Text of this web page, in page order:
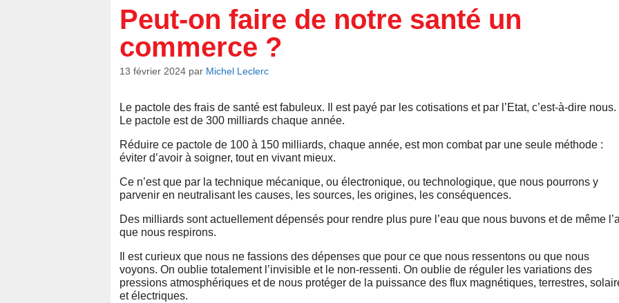
Peut-on faire de notre santé un
commerce ?
13 février 2024 par Michel Leclerc
Le pactole des frais de santé est fabuleux. Il est payé par les cotisations et par l’Etat, c’est-à-dire nous.
Le pactole est de 300 milliards chaque année.
Réduire ce pactole de 100 à 150 milliards, chaque année, est mon combat par une seule méthode :
éviter d’avoir à soigner, tout en vivant mieux.
Ce n’est que par la technique mécanique, ou électronique, ou technologique, que nous pourrons y
parvenir en neutralisant les causes, les sources, les origines, les conséquences.
Des milliards sont actuellement dépensés pour rendre plus pure l’eau que nous buvons et de même
que nous respirons.
Il est curieux que nous ne fassions des dépenses que pour ce que nous ressentons ou que nous
voyons. On oublie totalement l’invisible et le non-ressenti. On oublie de réguler les variations des
pressions atmosphériques et de nous protéger de la puissance des flux magnétiques, terrestres,
et électriques.